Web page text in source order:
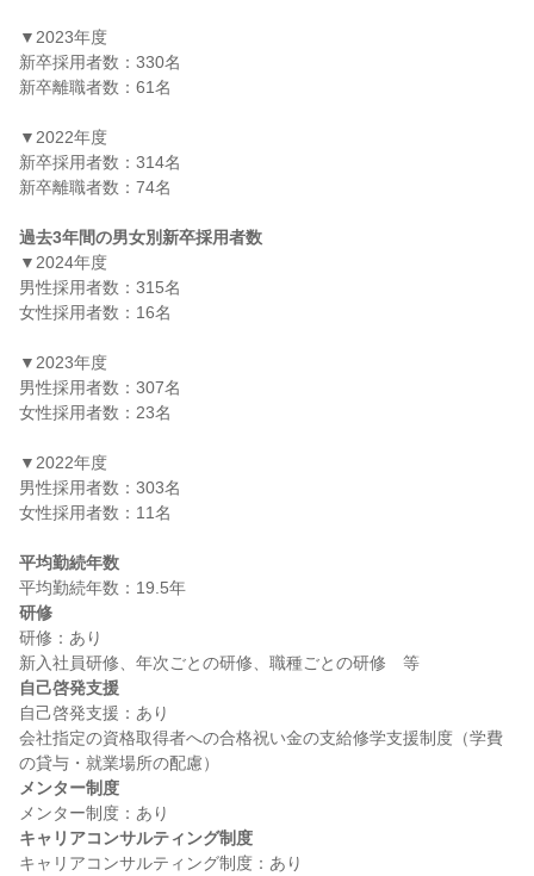
▼2023年度
新卒採用者数：330名
新卒離職者数：61名
▼2022年度
新卒採用者数：314名
新卒離職者数：74名
過去3年間の男女別新卒採用者数
▼2024年度
男性採用者数：315名
女性採用者数：16名
▼2023年度
男性採用者数：307名
女性採用者数：23名
▼2022年度
男性採用者数：303名
女性採用者数：11名
平均勤続年数
研修
研修：あり
自己啓発支援
自己啓発支援：あり
会社指定の資格取得者への合格祝い金の支給修学支援制度（学費
メンター制度
キャリアコンサルティング制度
キャリアコンサルティング制度：あり